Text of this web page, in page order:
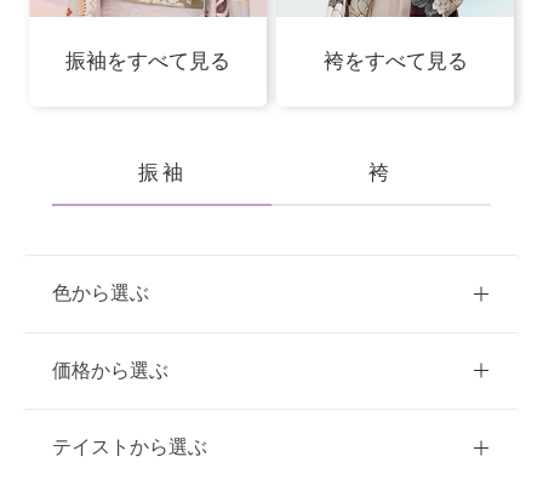
振袖をすべて見る 袴をすべて見る
振袖 袴
色から選ぶ
赤
価格から選ぶ
ご購入
テイストから選ぶ